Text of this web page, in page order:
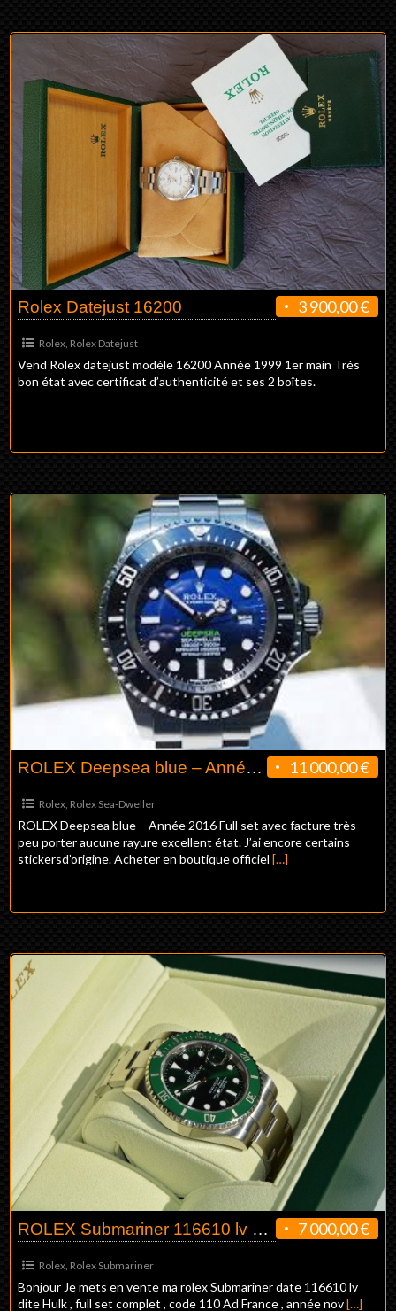
3 900,00 €
Rolex Datejust 16200
Rolex, Rolex Datejust
Vend Rolex datejust modèle 16200 Année 1999 1er main Trés
bon état avec certificat d’authenticité et ses 2 boîtes.
11 000,00 €
ROLEX Deepsea blue – Année 2016
Rolex, Rolex Sea-Dweller
ROLEX Deepsea blue – Année 2016 Full set avec facture très
peu porter aucune rayure excellent état. J’ai encore certains
stickersd’origine. Acheter en boutique officiel […]
7 000,00 €
ROLEX Submariner 116610 lv Hulk
Rolex, Rolex Submariner
Bonjour Je mets en vente ma rolex Submariner date 116610 lv
dite Hulk , full set complet , code 110 Ad France , année nov[…]